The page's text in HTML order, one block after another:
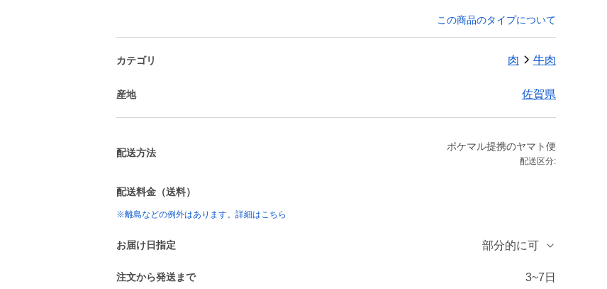
この商品のタイプについて
カテゴリ 肉 牛肉
産地 佐賀県
配送方法
ポケマル提携のヤマト便
配送区分:
配送料金（送料）
※離島などの例外はあります。詳細はこちら
お届け日指定 部分的に可
注文から発送まで 3~7日